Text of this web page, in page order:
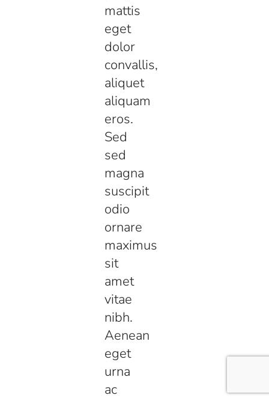
mattis
eget
dolor
convallis,
aliquet
aliquam
eros.
Sed
sed
magna
suscipit
odio
ornare
maximus
sit
amet
vitae
nibh.
Aenean
eget
urna
ac